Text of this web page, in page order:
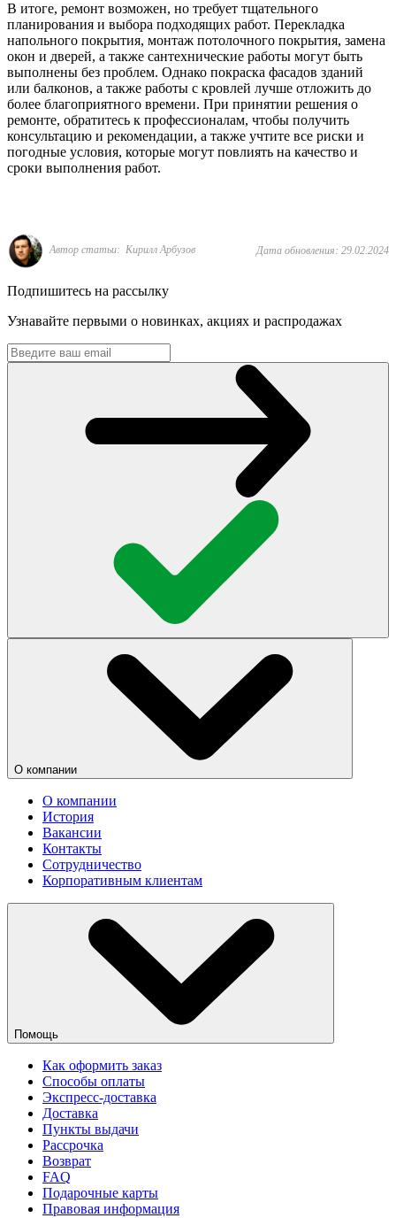
В итоге, ремонт возможен, но требует тщательного
планирования и выбора подходящих работ. Перекладка
напольного покрытия, монтаж потолочного покрытия, замена
окон и дверей, а также сантехнические работы могут быть
выполнены без проблем. Однако покраска фасадов зданий
или балконов, а также работы с кровлей лучше отложить до
более благоприятного времени. При принятии решения о
ремонте, обратитесь к профессионалам, чтобы получить
консультацию и рекомендации, а также учтите все риски и
погодные условия, которые могут повлиять на качество и
сроки выполнения работ.
Автор статьи: Кирилл Арбузов Дата обновления: 29.02.2024
Подпишитесь на рассылку
Узнавайте первыми о новинках, акциях и распродажах
О компании
О компании
История
Вакансии
Контакты
Сотрудничество
Корпоративным клиентам
Помощь
Как оформить заказ
Способы оплаты
Экспресс-доставка
Доставка
Пункты выдачи
Рассрочка
Возврат
FAQ
Подарочные карты
Правовая информация